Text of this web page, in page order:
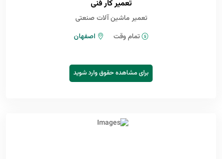
تعمیر کار فنی
تعمیر ماشین آلات صنعتی
تمام وقت
اصفهان
برای مشاهده حقوق وارد شوید